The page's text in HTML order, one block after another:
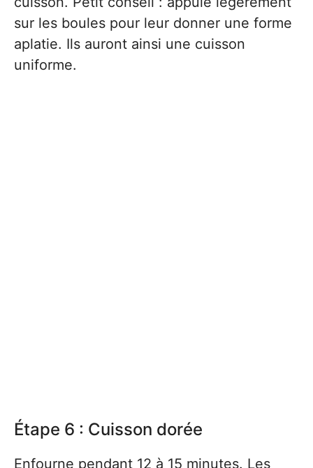
sur les boules pour leur donner une forme
aplatie. Ils auront ainsi une cuisson
uniforme.
Étape 6 : Cuisson dorée
Enfourne pendant 12 à 15 minutes. Les